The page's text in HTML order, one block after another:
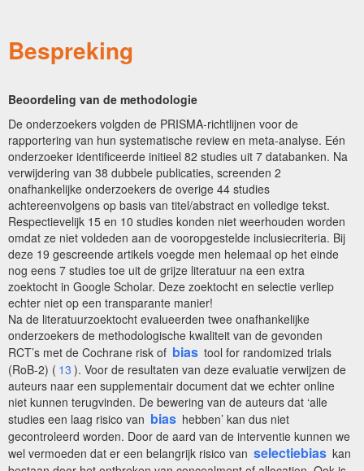
Bespreking
Beoordeling van de methodologie
De onderzoekers volgden de PRISMA-richtlijnen voor de
rapportering van hun systematische review en meta-analyse. Eén
onderzoeker identificeerde initieel 82 studies uit 7 databanken. Na
verwijdering van 38 dubbele publicaties, screenden 2
onafhankelijke onderzoekers de overige 44 studies
achtereenvolgens op basis van titel/abstract en volledige tekst.
Respectievelijk 15 en 10 studies konden niet weerhouden worden
omdat ze niet voldeden aan de vooropgestelde inclusiecriteria. Bij
deze 19 gescreende artikels voegde men helemaal op het einde
nog eens 7 studies toe uit de grijze literatuur na een extra
zoektocht in Google Scholar. Deze zoektocht en selectie verliep
echter niet op een transparante manier!
Na de literatuurzoektocht evalueerden twee onafhankelijke
onderzoekers de methodologische kwaliteit van de gevonden
RCT’s met de Cochrane risk of bias tool for randomized trials
(RoB-2) ( 13 ). Voor de resultaten van deze evaluatie verwijzen de
auteurs naar een supplementair document dat we echter online
niet kunnen terugvinden. De bewering van de auteurs dat ‘alle
studies een laag risico van bias hebben’ kan dus niet
gecontroleerd worden. Door de aard van de interventie kunnen we
wel vermoeden dat er een belangrijk risico van selectiebias kan